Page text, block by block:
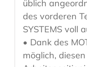
üblich
des vorderen
SYSTEMS voll
• Dank des
möglich,